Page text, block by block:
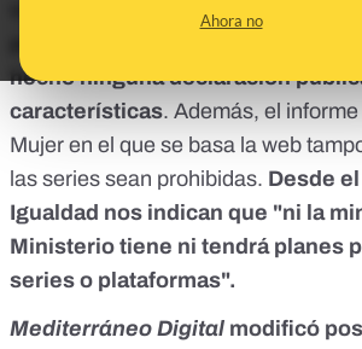
Ahora no
vuelve a hacer referencia a la
prohibición en todo el texto e
hecho ninguna declaración
características. Además, el informe
Mujer en el que se basa la web
las series sean prohibidas. Desde
Igualdad nos indican que "ni la
Ministerio tiene ni tendrá planes
series o plataformas".
Mediterráneo Digital modificó